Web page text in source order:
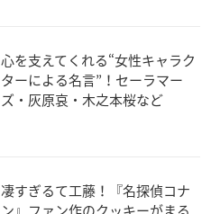
心を支えてくれる“女性キャラク
ターによる名言”！セーラマー
ズ・灰原哀・木之本桜など
凄すぎるて工藤！『名探偵コナ
ン』ファン作のクッキーがまる